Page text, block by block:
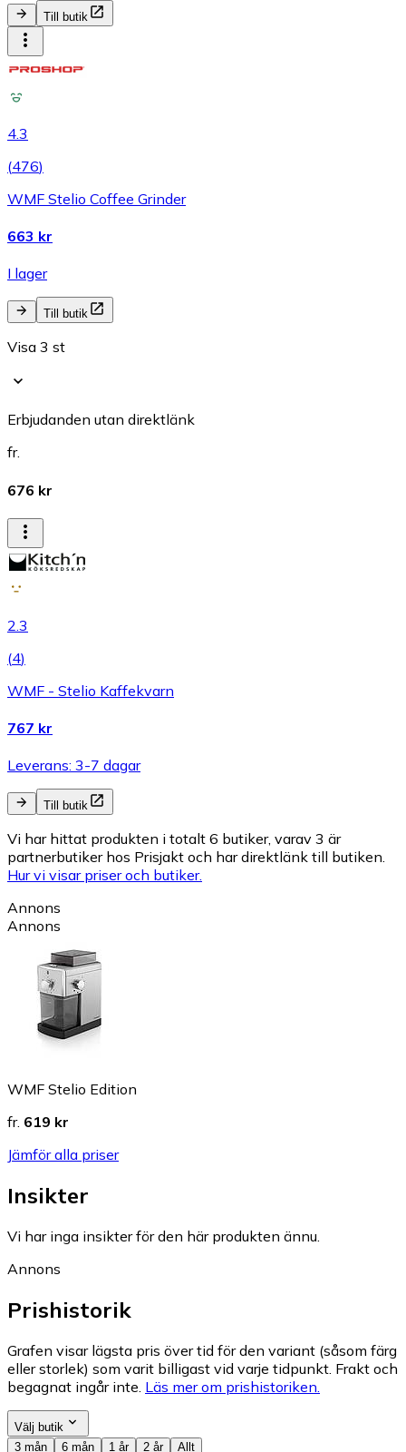
Till butik
4.3
(476)
WMF Stelio Coffee Grinder
663 kr
I lager
Till butik
Visa 3 st
Erbjudanden utan direktlänk
fr.
676 kr
2.3
(4)
WMF - Stelio Kaffekvarn
767 kr
Leverans: 3-7 dagar
Till butik
Vi har hittat produkten i totalt 6 butiker, varav 3 är
partnerbutiker hos Prisjakt och har direktlänk till butiken.
Hur vi visar priser och butiker.
Annons
Annons
WMF Stelio Edition
fr. 619 kr
Jämför alla priser
Insikter
Vi har inga insikter för den här produkten ännu.
Annons
Prishistorik
Grafen visar lägsta pris över tid för den variant (såsom färg
eller storlek) som varit billigast vid varje tidpunkt. Frakt och
begagnat ingår inte. Läs mer om prishistoriken.
Välj butik
3 mån
6 mån 1 år 2 år Allt